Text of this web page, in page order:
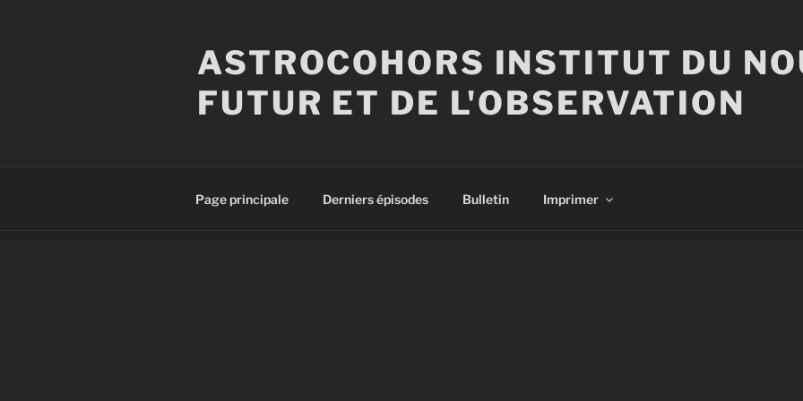
ASTROCOHORS INSTITUT DU
FUTUR ET DE L'OBSERVATION
Page principale Derniers épisodes Bulletin Imprimer